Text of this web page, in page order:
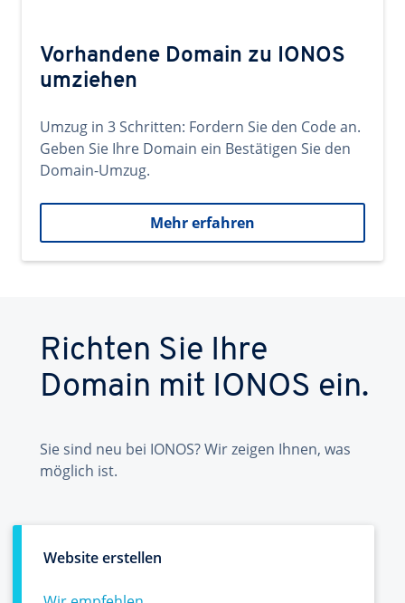
Vorhandene Domain zu IONOS
umziehen
Umzug in 3 Schritten: Fordern Sie den Code an.
Geben Sie Ihre Domain ein Bestätigen Sie den
Domain-Umzug.
Mehr erfahren
Richten Sie Ihre
Domain mit IONOS ein.
Sie sind neu bei IONOS? Wir zeigen Ihnen, was
möglich ist.
Website erstellen